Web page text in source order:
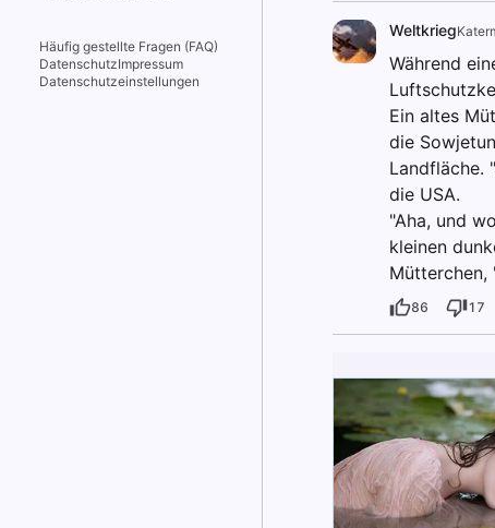
Häufig gestellte Fragen (FAQ)
DatenschutzImpressum
Datenschutzeinstellungen
Weltkrieg
Während
Ein altes
die
Landfläche.
die USA.
"Aha, und
kleinen
Mütterchen,
86 17